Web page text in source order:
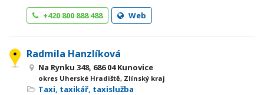
+420 800 888 488
Web
Radmila Hanzlíková
Na Rynku 348, 686 04 Kunovice
okres Uherské Hradiště, Zlínský kraj
Taxi, taxikář, taxislužba